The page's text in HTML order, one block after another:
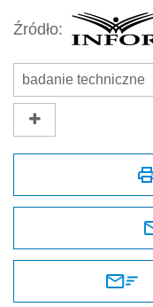
Źródło:
badanie techniczne